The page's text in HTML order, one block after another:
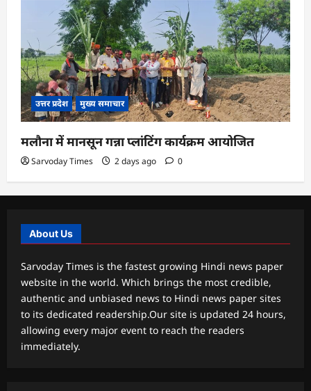
उत्तर प्रदेश मुख्य समाचार
मलौना में मानसून गन्ना प्लांटिंग कार्यक्रम आयोजित
Sarvoday Times 2 days ago 0
About Us
Sarvoday Times is the fastest growing Hindi news paper
website in the world. Which brings the most credible,
authentic and unbiased news to Hindi news paper sites
to its dedicated readership.Our site is updated 24 hours,
allowing every major event to reach the readers
immediately.